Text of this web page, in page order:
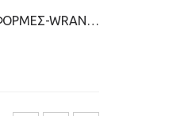
ΓΥΝΑΙΚΕΙΕΣ ΠΛΑΤΦΟΡΜΕΣ-WRANGLER-2299-0260-ΜΠΕΖ